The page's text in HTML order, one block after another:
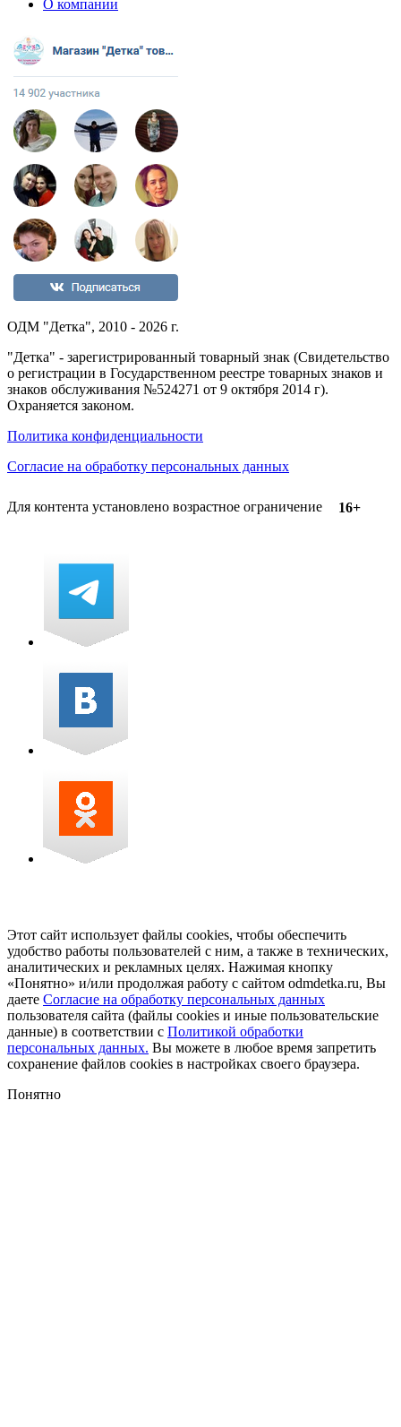
О компании
ОДМ "Детка", 2010 - 2026 г.
"Детка" - зарегистрированный товарный знак (Свидетельство
о регистрации в Государственном реестре товарных знаков и
знаков обслуживания №524271 от 9 октября 2014 г).
Охраняется законом.
Политика конфиденциальности
Согласие на обработку персональных данных
Для контента установлено возрастное ограничение 16+
Этот сайт использует файлы cookies, чтобы обеспечить
удобство работы пользователей с ним, а также в технических,
аналитических и рекламных целях. Нажимая кнопку
«Понятно» и/или продолжая работу с сайтом odmdetka.ru, Вы
даете Согласие на обработку персональных данных
пользователя сайта (файлы cookies и иные пользовательские
данные) в соответствии с Политикой обработки
персональных данных. Вы можете в любое время запретить
сохранение файлов cookies в настройках своего браузера.
Понятно